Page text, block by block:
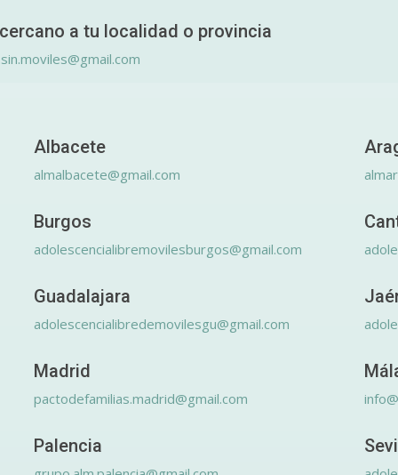
a tu localidad o provincia
Albacete
almalbacete@gmail.com
Burgos
adolescencialibremovilesburgos@gmail.com
Guadalajara
adolescencialibredemovilesgu@gmail.com
Madrid
pactodefamilias.madrid@gmail.com
Palencia